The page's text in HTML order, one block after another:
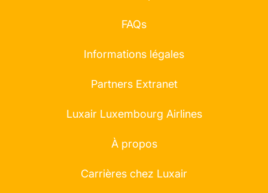
FAQs
Informations légales
Partners Extranet
Luxair Luxembourg Airlines
À propos
Carrières chez Luxair